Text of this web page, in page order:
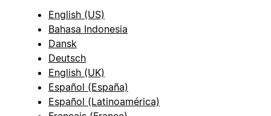
English (US)
Bahasa Indonesia
Dansk
Deutsch
English (UK)
Español (España)
Español (Latinoamérica)